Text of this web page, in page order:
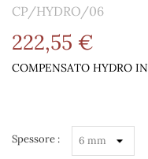
CP/HYDRO/06
222,55 €
COMPENSATO HYDRO
Spessore :